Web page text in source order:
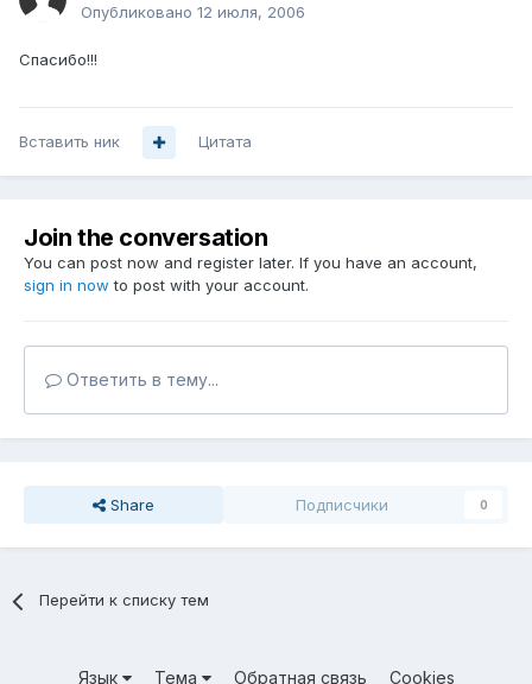
Опубликовано 12 июля, 2006
Спасибо!!!
Вставить ник Цитата
Join the conversation
You can post now and register later. If you have an account,
sign in now to post with your account.
Ответить в тему...
Share Подписчики 0
Перейти к списку тем
Язык Тема Обратная связь Cookies